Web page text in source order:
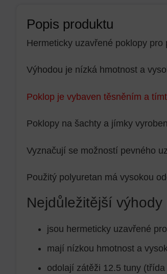
Popis produktu
Hermeticky uzavřené poklopy
Výhodou je nízká hmotnost a
Poklop je vybaven těsněním a
Poklopy na šachty a jímky
Vyznačují se možností pevného
Použitý polyuretan má vysokou
Nejdůležitější výhody
jsou hermeticky uzavřené
mají nízkou hmotnost a
odolají zátěži 12.5 tuny